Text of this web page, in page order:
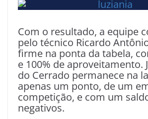
Com o resultado, a equipe
pelo técnico Ricardo
firme na ponta da tabela,
e 100% de aproveitamento.
do Cerrado permanece na
apenas um ponto, de um
competição, e com um
negativos.